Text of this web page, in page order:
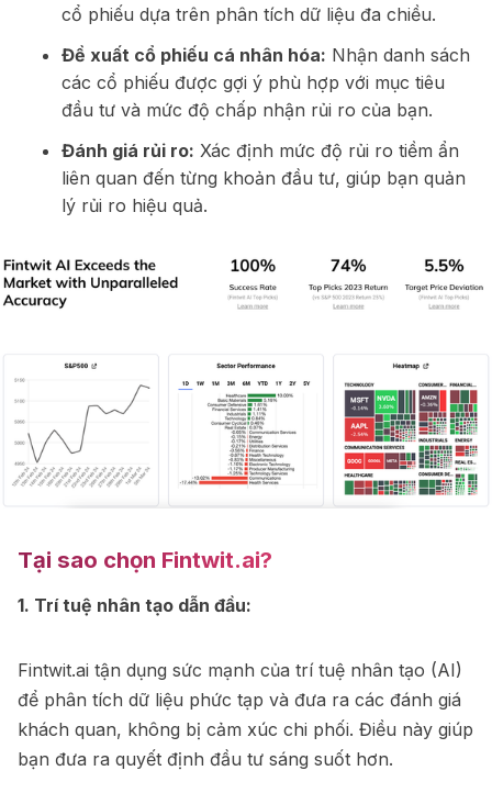
cổ phiếu dựa trên phân tích dữ liệu đa chiều.
Đề xuất cổ phiếu cá nhân hóa: Nhận danh sách
các cổ phiếu được gợi ý phù hợp với mục tiêu
đầu tư và mức độ chấp nhận rủi ro của bạn.
Đánh giá rủi ro: Xác định mức độ rủi ro tiềm ẩn
liên quan đến từng khoản đầu tư, giúp bạn quản
lý rủi ro hiệu quả.
Tại sao chọn Fintwit.ai?
1. Trí tuệ nhân tạo dẫn đầu:
Fintwit.ai tận dụng sức mạnh của trí tuệ nhân tạo (AI)
để phân tích dữ liệu phức tạp và đưa ra các đánh giá
khách quan, không bị cảm xúc chi phối. Điều này giúp
bạn đưa ra quyết định đầu tư sáng suốt hơn.